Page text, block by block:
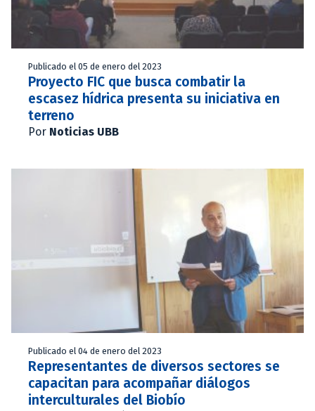
Publicado el 05 de enero del 2023
Proyecto FIC que busca combatir la
escasez hídrica presenta su iniciativa en
terreno
Por Noticias UBB
Publicado el 04 de enero del 2023
Representantes de diversos sectores se
capacitan para acompañar diálogos
interculturales del Biobío